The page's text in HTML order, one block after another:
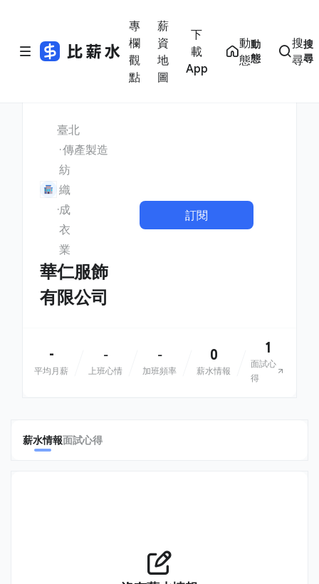
專
欄
觀
點
薪
資
地
圖
下
載
App
動
態
動
態
搜
尋
搜
尋
臺北
傳產製造
紡
織
成
衣
業
華仁服飾
有限公司
訂閱
-
平均月薪
-
上班心情
-
加班頻率
0
薪水情報
1
面試心
得
薪水情報面試心得